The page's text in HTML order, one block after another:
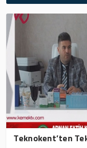
Teknokent’ten